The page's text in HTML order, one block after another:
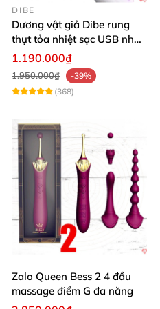
DIBE
Dương vật giả Dibe rung
thụt tỏa nhiệt sạc USB nhập
khẩu giá tốt
1.190.000₫
1.950.000₫
-39%
(368)
Zalo Queen Bess 2 4 đầu
massage điểm G đa năng